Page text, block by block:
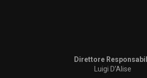
Direttore
Luigi D’Alise